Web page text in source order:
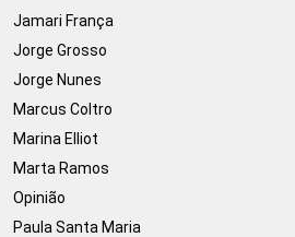
Jamari França
Jorge Grosso
Jorge Nunes
Marcus Coltro
Marina Elliot
Marta Ramos
Opinião
Paula Santa Maria